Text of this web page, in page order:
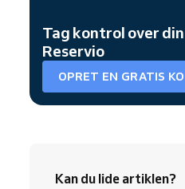
Tag kontrol over
Reservio
OPRET EN GRATIS
Kan du lide artiklen?